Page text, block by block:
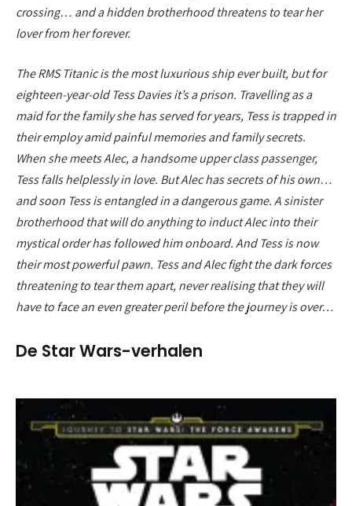
crossing… and a hidden brotherhood threatens to tear her
lover from her forever.
The RMS Titanic is the most luxurious ship ever built, but for
eighteen-year-old Tess Davies it’s a prison. Travelling as a
maid for the family she has served for years, Tess is trapped in
their employ amid painful memories and family secrets.
When she meets Alec, a handsome upper class passenger,
Tess falls helplessly in love. But Alec has secrets of his own…
and soon Tess is entangled in a dangerous game. A sinister
brotherhood that will do anything to induct Alec into their
mystical order has followed him onboard. And Tess is now
their most powerful pawn. Tess and Alec fight the dark forces
threatening to tear them apart, never realising that they will
have to face an even greater peril before the journey is over…
De Star Wars-verhalen